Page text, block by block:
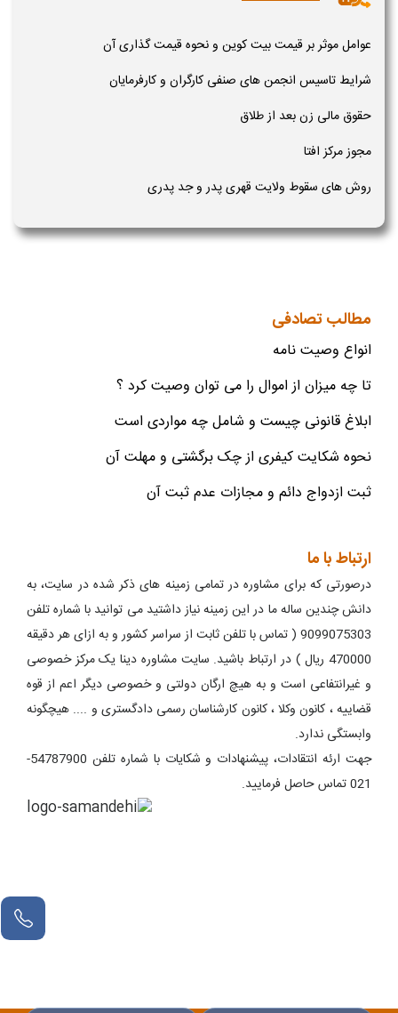
عوامل موثر بر قیمت بیت کوین و نحوه قیمت گذاری آن
شرایط تاسیس انجمن های صنفی کارگران و کارفرمایان
حقوق مالی زن بعد از طلاق
مجوز مرکز افتا
روش های سقوط ولایت قهری پدر و جد پدری
مطالب تصادفی
انواع وصیت نامه
تا چه میزان از اموال را می توان وصیت کرد ؟
ابلاغ قانونی چیست و شامل چه مواردی است
نحوه شکایت کیفری از چک برگشتی و مهلت آن
ثبت ازدواج دائم و مجازات عدم ثبت آن
ارتباط با ما
درصورتی که برای مشاوره در تمامی زمینه های ذکر شده در سایت، به
دانش چندین ساله ما در این زمینه نیاز داشتید می توانید با شماره تلفن
9099075303 ( تماس با تلفن ثابت از سراسر کشور و به ازای هر دقیقه
470000 ریال ) در ارتباط باشید. سایت مشاوره دینا یک مرکز خصوصی
و غیرانتفاعی است و به هیچ ارگان دولتی و خصوصی دیگر اعم از قوه
قضاییه ، کانون وکلا ، کانون کارشناسان رسمی دادگستری و .... هیچگونه
وابستگی ندارد.
جهت ارئه انتقادات، پیشنهادات و شکایات با شماره تلفن 54787900-
021 تماس حاصل فرمایید.